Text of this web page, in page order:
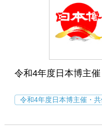
令和4年度日本博主
令和4年度日本博主催・